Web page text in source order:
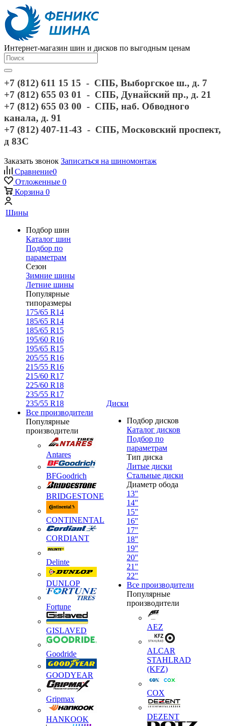
Интернет-магазин шин и дисков по выгодным ценам
+7 (812) 611 15 15 - СПБ, Выборгское ш., д. 7
+7 (812) 655 03 01 - СПБ, Дунайский пр., д. 21
+7 (812) 655 03 00 - СПБ, наб. Обводного
канала, д. 91
+7 (812) 407-11-43 - СПБ, Московский проспект,
д 83С
Заказать звонок Записаться на шиномонтаж
Сравнение0
Отложенные 0
Корзина 0
Шины
Подбор шин
Каталог шин
Подбор по
параметрам
Сезон
Зимние шины
Летние шины
Популярные
типоразмеры
175/65 R14
185/65 R14
185/65 R15
195/60 R16
195/65 R15
205/55 R16
215/55 R16
215/60 R17
225/60 R18
235/55 R17
235/55 R18
Все производители
Популярные
производители
Antares
BFGoodrich
BRIDGESTONE
CONTINENTAL
CORDIANT
Delinte
DUNLOP
Fortune
GISLAVED
Goodride
GOODYEAR
Gripmax
HANKOOK
Диски
Подбор дисков
Каталог дисков
Подбор по
параметрам
Тип диска
Литые диски
Стальные диски
Диаметр обода
13"
14"
15"
16"
17"
18"
19"
20"
21"
22"
Все производители
Популярные
производители
AEZ
ALCAR
STAHLRAD
(KFZ)
COX
DEZENT